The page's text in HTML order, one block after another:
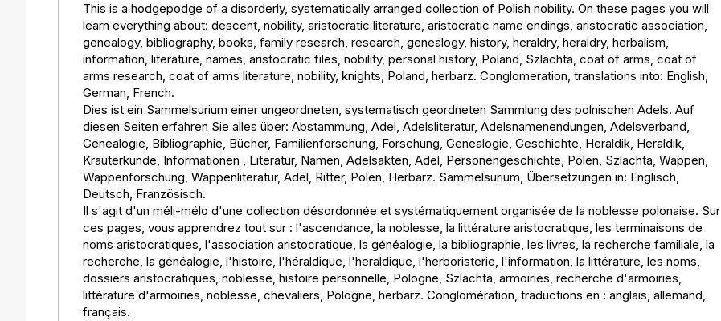
This is a hodgepodge of a disorderly, systematically arranged collection of Polish nobility. On these pages you will
learn everything about: descent, nobility, aristocratic literature, aristocratic name endings, aristocratic association,
genealogy, bibliography, books, family research, research, genealogy, history, heraldry, heraldry, herbalism,
information, literature, names, aristocratic files, nobility, personal history, Poland, Szlachta, coat of arms, coat of
arms research, coat of arms literature, nobility, knights, Poland, herbarz. Conglomeration, translations into: English,
German, French.
Dies ist ein Sammelsurium einer ungeordneten, systematisch geordneten Sammlung des polnischen Adels. Auf
diesen Seiten erfahren Sie alles über: Abstammung, Adel, Adelsliteratur, Adelsnamenendungen, Adelsverband,
Genealogie, Bibliographie, Bücher, Familienforschung, Forschung, Genealogie, Geschichte, Heraldik, Heraldik,
Kräuterkunde, Informationen , Literatur, Namen, Adelsakten, Adel, Personengeschichte, Polen, Szlachta, Wappen,
Wappenforschung, Wappenliteratur, Adel, Ritter, Polen, Herbarz. Sammelsurium, Übersetzungen in: Englisch,
Deutsch, Französisch.
Il s'agit d'un méli-mélo d'une collection désordonnée et systématiquement organisée de la noblesse polonaise. Sur
ces pages, vous apprendrez tout sur : l'ascendance, la noblesse, la littérature aristocratique, les terminaisons de
noms aristocratiques, l'association aristocratique, la généalogie, la bibliographie, les livres, la recherche familiale, la
recherche, la généalogie, l'histoire, l'héraldique, l'heraldique, l'herboristerie, l'information, la littérature, les noms,
dossiers aristocratiques, noblesse, histoire personnelle, Pologne, Szlachta, armoiries, recherche d'armoiries,
littérature d'armoiries, noblesse, chevaliers, Pologne, herbarz. Conglomération, traductions en : anglais, allemand,
français.